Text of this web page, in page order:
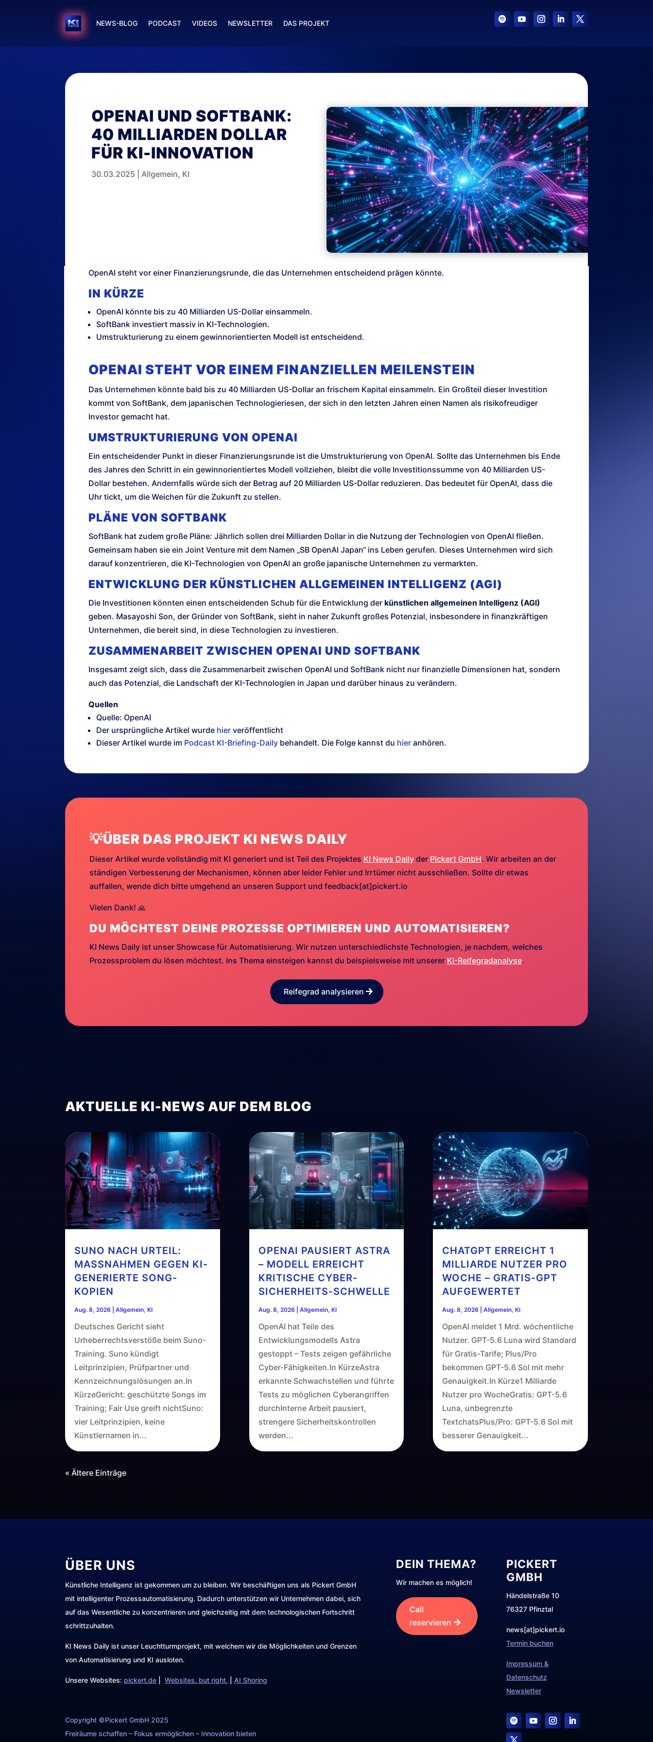
NEWS-BLOG PODCAST VIDEOS NEWSLETTER DAS PROJEKT
OPENAI UND SOFTBANK:
40 MILLIARDEN DOLLAR
FÜR KI-INNOVATION
30.03.2025 Allgemein, KI
OpenAI steht vor einer Finanzierungsrunde, die das Unternehmen entscheidend prägen könnte.
IN KÜRZE
OpenAI könnte bis zu 40 Milliarden US-Dollar einsammeln.
SoftBank investiert massiv in KI-Technologien.
Umstrukturierung zu einem gewinnorientierten Modell ist entscheidend.
OPENAI STEHT VOR EINEM FINANZIELLEN MEILENSTEIN
Das Unternehmen könnte bald bis zu 40 Milliarden US-Dollar an frischem Kapital einsammeln. Ein Großteil dieser Investition
kommt von SoftBank, dem japanischen Technologieriesen, der sich in den letzten Jahren einen Namen als risikofreudiger
Investor gemacht hat.
UMSTRUKTURIERUNG VON OPENAI
Ein entscheidender Punkt in dieser Finanzierungsrunde ist die Umstrukturierung von OpenAI. Sollte das Unternehmen bis Ende
des Jahres den Schritt in ein gewinnorientiertes Modell vollziehen, bleibt die volle Investitionssumme von 40 Milliarden US-
Dollar bestehen. Andernfalls würde sich der Betrag auf 20 Milliarden US-Dollar reduzieren. Das bedeutet für OpenAI, dass die
Uhr tickt, um die Weichen für die Zukunft zu stellen.
PLÄNE VON SOFTBANK
SoftBank hat zudem große Pläne: Jährlich sollen drei Milliarden Dollar in die Nutzung der Technologien von OpenAI fließen.
Gemeinsam haben sie ein Joint Venture mit dem Namen „SB OpenAI Japan“ ins Leben gerufen. Dieses Unternehmen wird sich
darauf konzentrieren, die KI-Technologien von OpenAI an große japanische Unternehmen zu vermarkten.
ENTWICKLUNG DER KÜNSTLICHEN ALLGEMEINEN INTELLIGENZ (AGI)
Die Investitionen könnten einen entscheidenden Schub für die Entwicklung der künstlichen allgemeinen Intelligenz (AGI)
geben. Masayoshi Son, der Gründer von SoftBank, sieht in naher Zukunft großes Potenzial, insbesondere in finanzkräftigen
Unternehmen, die bereit sind, in diese Technologien zu investieren.
ZUSAMMENARBEIT ZWISCHEN OPENAI UND SOFTBANK
Insgesamt zeigt sich, dass die Zusammenarbeit zwischen OpenAI und SoftBank nicht nur finanzielle Dimensionen hat, sondern
auch das Potenzial, die Landschaft der KI-Technologien in Japan und darüber hinaus zu verändern.
Quellen
Quelle: OpenAI
Der ursprüngliche Artikel wurde hier veröffentlicht
Dieser Artikel wurde im Podcast KI-Briefing-Daily behandelt. Die Folge kannst du hier anhören.
💡ÜBER DAS PROJEKT KI NEWS DAILY
Dieser Artikel wurde vollständig mit KI generiert und ist Teil des Projektes KI News Daily der Pickert GmbH. Wir arbeiten an der
ständigen Verbesserung der Mechanismen, können aber leider Fehler und Irrtümer nicht ausschließen. Sollte dir etwas
auffallen, wende dich bitte umgehend an unseren Support und feedback[at]pickert.io
Vielen Dank! 🙏
DU MÖCHTEST DEINE PROZESSE OPTIMIEREN UND AUTOMATISIEREN?
KI News Daily ist unser Showcase für Automatisierung. Wir nutzen unterschiedlichste Technologien, je nachdem, welches
Prozessproblem du lösen möchtest. Ins Thema einsteigen kannst du beispielsweise mit unserer KI-Reifegradanalyse.
Reifegrad analysieren
AKTUELLE KI-NEWS AUF DEM BLOG
SUNO NACH URTEIL:
MASSNAHMEN GEGEN KI-G
ENERIERTE SONG-K
OPIEN
Aug. 8, 2026 |Allgemein,KI
Deutsches Gericht sieht
Urheberrechtsverstöße beim Suno-
Training. Suno kündigt
Leitprinzipien, Prüfpartner und
Kennzeichnungslösungen an.In
KürzeGericht: geschützte Songs im
Training; Fair Use greift nichtSuno:
vier Leitprinzipien, keine
Künstlernamen in...
OPENAI PAUSIERT ASTRA
– MODELL ERREICHT
KRITISCHE CYBER-
SICHERHEITS-SCHWELLE
Aug. 8, 2026 Allgemein, KI
OpenAI hat Teile des
Entwicklungsmodells Astra
gestoppt – Tests zeigen gefährliche
Cyber-Fähigkeiten.In KürzeAstra
erkannte Schwachstellen und führte
Tests zu möglichen Cyberangriffen
durchInterne Arbeit pausiert,
strengere Sicherheitskontrollen
werden...
CHATGPT ERREICHT 1
MILLIARDE NUTZER PRO
WOCHE – GRATIS-GPT
AUFGEWERTET
Aug. 8, 2026 Allgemein, KI
OpenAI meldet 1 Mrd. wöchentliche
Nutzer. GPT-5.6 Luna wird Standard
für Gratis-Tarife; Plus/Pro
bekommen GPT-5.6 Sol mit mehr
Genauigkeit.In Kürze1 Milliarde
Nutzer pro WocheGratis: GPT-5.6
Luna, unbegrenzte
TextchatsPlus/Pro: GPT-5.6 Sol mit
besserer Genauigkeit...
« Ältere Einträge
ÜBER UNS
Künstliche Intelligenz ist gekommen um zu bleiben. Wir beschäftigen uns als Pickert GmbH
mit intelligenter Prozessautomatisierung. Dadurch unterstützen wir Unternehmen dabei, sich
auf das Wesentliche zu konzentrieren und gleichzeitig mit dem technologischen Fortschritt
schrittzuhalten.
KI News Daily ist unser Leuchtturmprojekt, mit welchem wir die Möglichkeiten und Grenzen
von Automatisierung und KI ausloten.
Unsere Websites: pickert.de |Websites. but right. |AI Shoring
DEIN THEMA?
Wir machen es möglich!
Call
reservieren
PICKERT
GMBH
Händelstraße 10
76327 Pfinztal
news[at]pickert.io
Termin buchen
Impressum &
Datenschutz
Newsletter
Copyright ©Pickert GmbH 2025
Freiräume schaffen – Fokus ermöglichen – Innovation bieten